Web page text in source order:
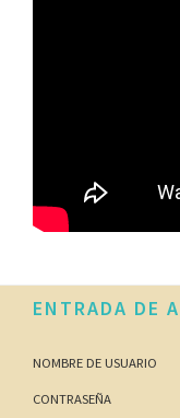
Footer
ENTRADA DE
NOMBRE DE USUARIO
CONTRASEÑA